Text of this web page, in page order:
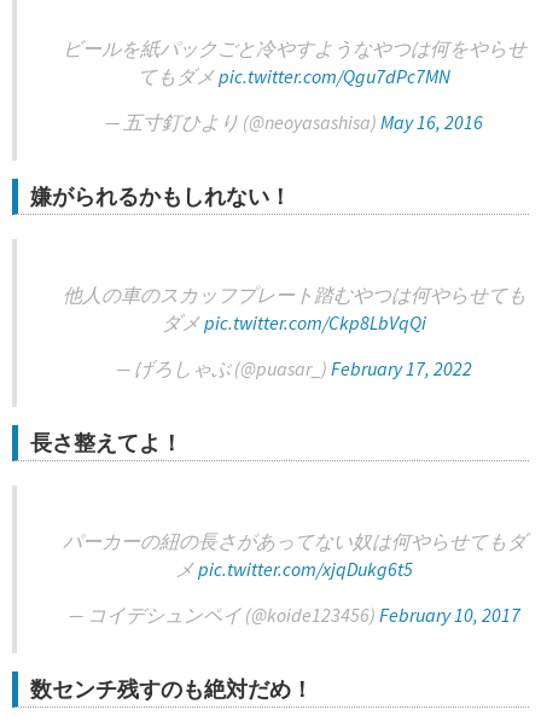
ビールを紙パックごと冷やすようなやつは何をやらせ
てもダメpic.twitter.com/Qgu7dPc7MN
— 五寸釘ひより (@neoyasashisa) May 16, 2016
嫌がられるかもしれない！
他人の車のスカッフプレート踏むやつは何やらせても
ダメpic.twitter.com/Ckp8LbVqQi
— げろしゃぶ (@puasar_) February 17, 2022
長さ整えてよ！
パーカーの紐の長さがあってない奴は何やらせてもダ
メpic.twitter.com/xjqDukg6t5
— コイデシュンペイ (@koide123456) February 10, 2017
数センチ残すのも絶対だめ！